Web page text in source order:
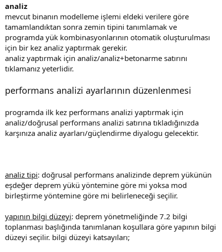
analiz
mevcut binanın modelleme işlemi eldeki verilere göre
tamamlandıktan sonra zemin tipini tanımlamak ve
programda yük kombinasyonlarının otomatik oluşturulması
için bir kez analiz yaptırmak gerekir.
analiz yaptırmak için analiz/analiz+betonarme satırını
tıklamanız yeterlidir.
performans analizi ayarlarının düzenlenmesi
programda ilk kez performans analizi yaptırmak için
analiz/doğrusal performans analizi satırına tıkladığınızda
karşınıza analiz ayarları/güçlendirme diyalogu gelecektir.
analiz tipi: doğrusal performans analizinde deprem yükünün
eşdeğer deprem yükü yöntemine göre mi yoksa mod
birleştirme yöntemine göre mi belirleneceği seçilir.
yapının bilgi düzeyi: deprem yönetmeliğinde 7.2 bilgi
toplanması başlığında tanımlanan koşullara göre yapının bilgi
düzeyi seçilir. bilgi düzeyi katsayıları;